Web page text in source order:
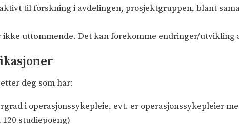
til forskning i avdelingen, prosjektgruppen, blant
ikke uttømmende. Det kan forekomme endringer/utvikling
deg som har:
i operasjonssykepleie, evt. er operasjonssykepleier
studiepoeng)